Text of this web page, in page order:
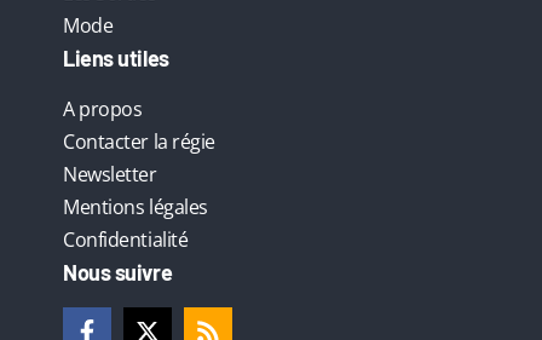
Mode
Liens utiles
A propos
Contacter la régie
Newsletter
Mentions légales
Confidentialité
Nous suivre